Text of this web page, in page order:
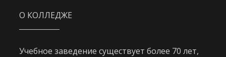
О КОЛЛЕДЖЕ
Учебное заведение существует более 70 лет,